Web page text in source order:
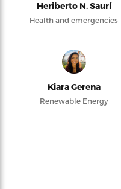
Heriberto N. Saurí
Health and emergencies
Kiara Gerena
Renewable Energy